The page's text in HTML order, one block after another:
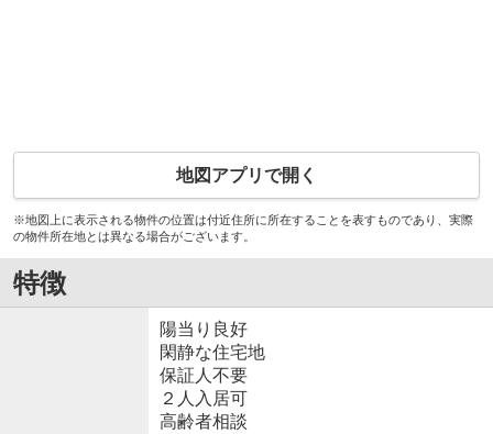
地図アプリで開く
※地図上に表示される物件の位置は付近住所に所在することを表すものであり、実際
の物件所在地とは異なる場合がございます。
特徴
陽当り良好
閑静な住宅地
保証人不要
２人入居可
高齢者相談